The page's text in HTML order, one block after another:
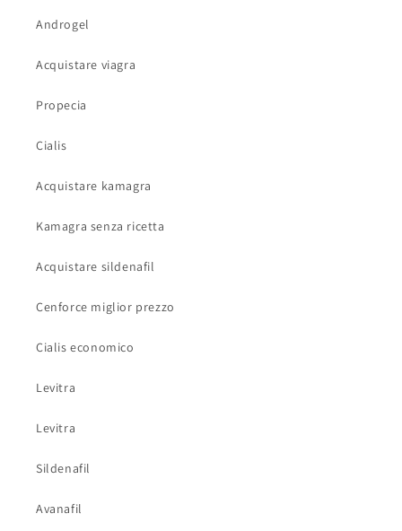
Androgel
Acquistare viagra
Propecia
Cialis
Acquistare kamagra
Kamagra senza ricetta
Acquistare sildenafil
Cenforce miglior prezzo
Cialis economico
Levitra
Levitra
Sildenafil
Avanafil